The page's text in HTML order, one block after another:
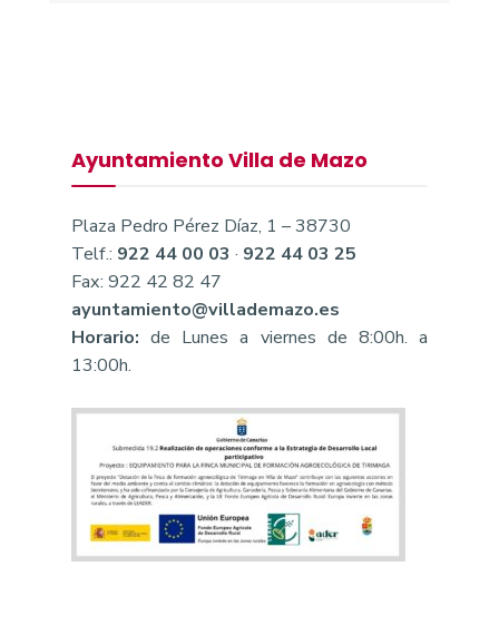
Ayuntamiento Villa de Mazo
Plaza Pedro Pérez Díaz, 1 – 38730
Telf.: 922 44 00 03 · 922 44 03 25
Fax: 922 42 82 47
ayuntamiento@villademazo.es
Horario: de Lunes a viernes de 8:00h. a
13:00h.